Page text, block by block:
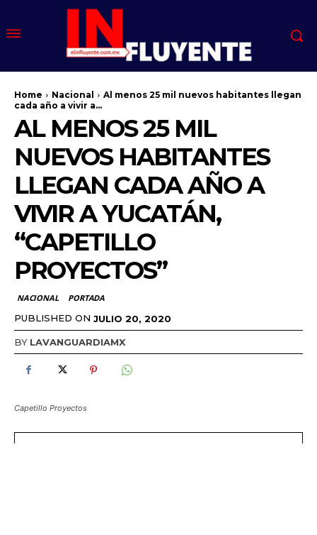
Home Nacional
Al menos 25 mil nuevos habitantes llegan
cada año a vivir a...
AL MENOS 25 MIL
NUEVOS HABITANTES
LLEGAN CADA AÑO A
VIVIR A YUCATÁN,
“CAPETILLO
PROYECTOS”
NACIONAL PORTADA
PUBLISHED ON JULIO 20, 2020
BY LAVANGUARDIAMX
Capetillo Proyectos